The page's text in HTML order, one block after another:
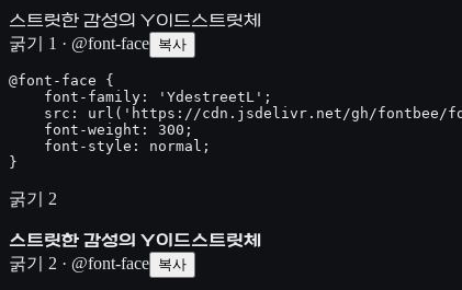
스트릿한 감성의 Y이드스트릿체
굵기 1 · @font-face 복사
@font-face {
    font-family: 'YdestreetL';
src: url('https://cdn.jsdelivr.net/gh/fontbee/
    font-weight: 300;
    font-style: normal;
}
굵기 2
스트릿한 감성의 Y이드스트릿체
굵기 2 · @font-face 복사